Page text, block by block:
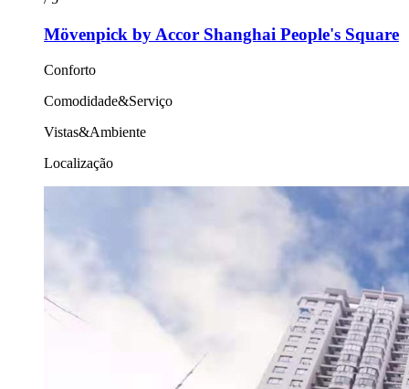
Mövenpick by Accor Shanghai People's Square
Conforto
Comodidade&Serviço
Vistas&Ambiente
Localização